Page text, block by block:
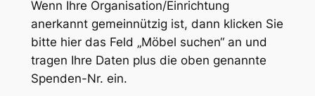
Wenn Ihre Organisation/Einrichtung
anerkannt gemeinnützig ist, dann klicken Sie
bitte hier das Feld „Möbel suchen“ an und
tragen Ihre Daten plus die oben genannte
Spenden-Nr. ein.